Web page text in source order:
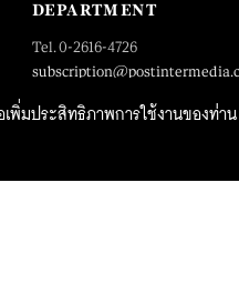
พิ่มประสิทธิภาพการใช้งานของท่า
DEPARTMENT
Tel. 0-2616-4726